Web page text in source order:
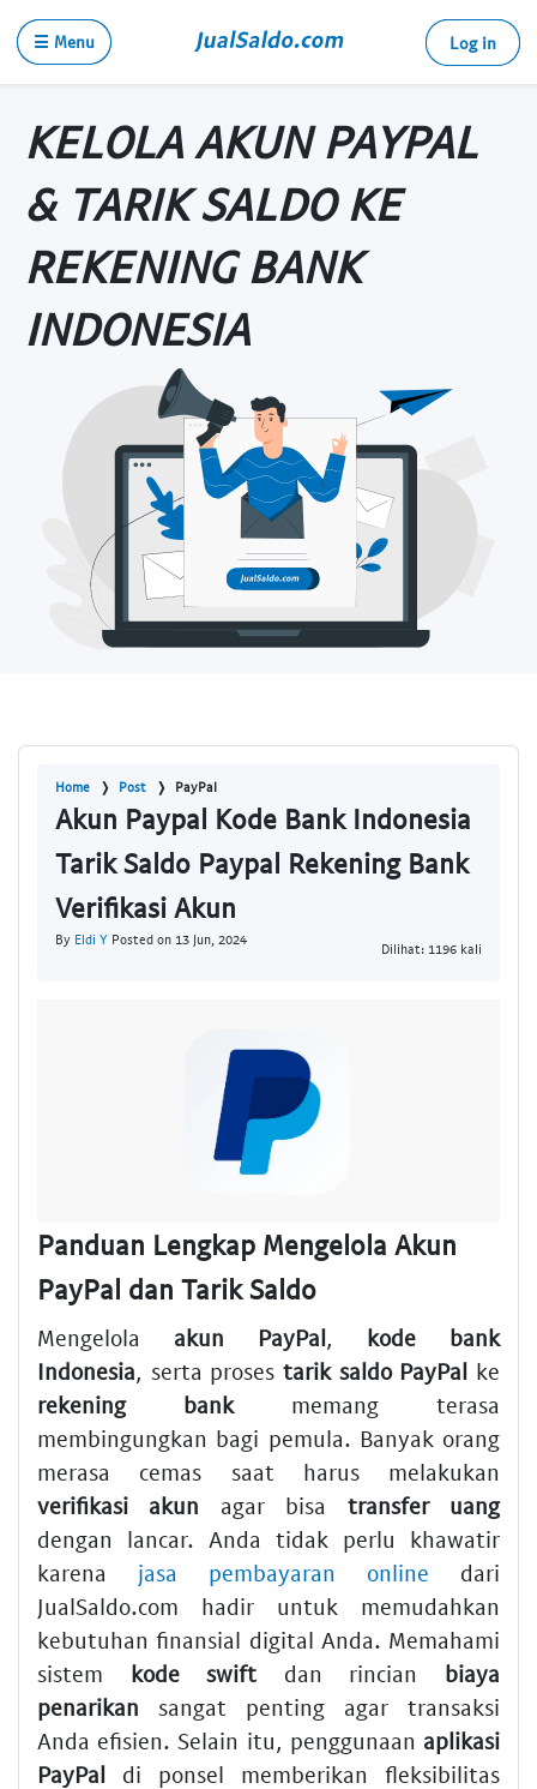
☰ Menu Log in
KELOLA AKUN PAYPAL
& TARIK SALDO KE
REKENING BANK
INDONESIA
Home Post PayPal
Akun Paypal Kode Bank Indonesia
Tarik Saldo Paypal Rekening Bank
Verifikasi Akun
By Eldi Y Posted on 13 Jun, 2024
Dilihat: 1196 kali
Panduan Lengkap Mengelola Akun
PayPal dan Tarik Saldo
Mengelola akun PayPal, kode bank
Indonesia, serta proses tarik saldo PayPal ke
rekening bankmemang terasa
membingungkan bagi pemula. Banyak orang
merasa cemas saat harus melakukan
verifikasi akun agar bisa transfer uang
dengan lancar. Anda tidak perlu khawatir
karena jasa pembayaran online dari
JualSaldo.com hadir untuk memudahkan
kebutuhan finansial digital Anda. Memahami
sistem kode swift dan rincian biaya
penarikan sangat penting agar transaksi
Anda efisien. Selain itu, penggunaan aplikasi
PayPal di ponsel memberikan fleksibilitas